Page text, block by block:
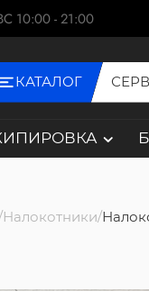
10:00 - 21:00
КАТАЛОГ
Налокотники